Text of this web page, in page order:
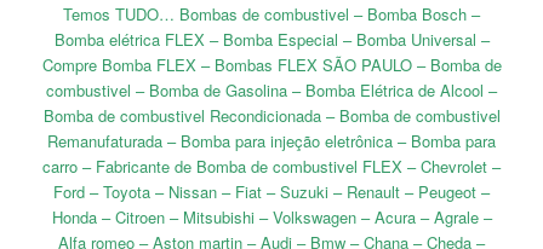
Temos TUDO… Bombas de combustivel – Bomba Bosch –
Bomba elétrica FLEX – Bomba Especial – Bomba Universal –
Compre Bomba FLEX – Bombas FLEX SÃO PAULO – Bomba de
combustivel – Bomba de Gasolina – Bomba Elétrica de Alcool –
Bomba de combustivel Recondicionada – Bomba de combustivel
Remanufaturada – Bomba para injeção eletrônica – Bomba para
carro – Fabricante de Bomba de combustivel FLEX – Chevrolet –
Ford – Toyota – Nissan – Fiat – Suzuki – Renault – Peugeot –
Honda – Citroen – Mitsubishi – Volkswagen – Acura – Agrale –
Alfa romeo – Aston martin – Audi – Bmw – Chana – Cheda –